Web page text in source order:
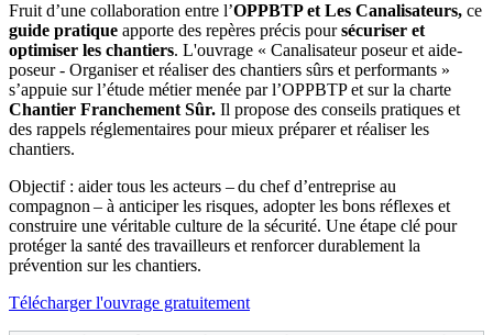
Fruit d’une collaboration entre l’OPPBTP et Les Canalisateurs, ce
guide pratique apporte des repères précis poursécuriser et
optimiser les chantiers. L'ouvrage « Canalisateur poseur et aide-
poseur - Organiser et réaliser des chantiers sûrs et performants »
s’appuie sur l’étude métier menée par l’OPPBTP et sur la charte
Chantier Franchement Sûr. Il propose des conseils pratiques et
des rappels réglementaires pour mieux préparer et réaliser les
chantiers.
Objectif : aider tous les acteurs – du chef d’entreprise au
compagnon – à anticiper les risques, adopter les bons réflexes et
construire une véritable culture de la sécurité. Une étape clé pour
protéger la santé des travailleurs et renforcer durablement la
prévention sur les chantiers.
Télécharger l'ouvrage gratuitement